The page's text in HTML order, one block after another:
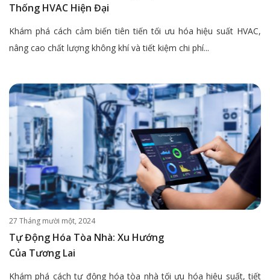
Thống HVAC Hiện Đại
Khám phá cách cảm biến tiên tiến tối ưu hóa hiệu suất HVAC,
nâng cao chất lượng không khí và tiết kiệm chi phí...
27 Tháng mười một, 2024
Tự Động Hóa Tòa Nhà: Xu Hướng
Của Tương Lai
Khám phá cách tự động hóa tòa nhà tối ưu hóa hiệu suất, tiết